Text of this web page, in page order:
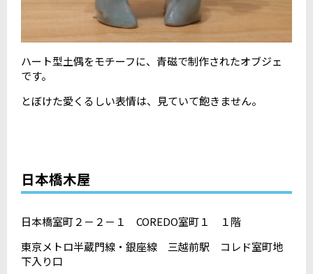
ハート型土偶をモチーフに、青磁で制作されたオブジェ
です。
とぼけた愛くるしい表情は、見ていて飽きません。
日本橋木屋
日本橋室町２－２－１ COREDO室町１ １階
東京メトロ半蔵門線・銀座線 三越前駅 コレド室町地
下入り口